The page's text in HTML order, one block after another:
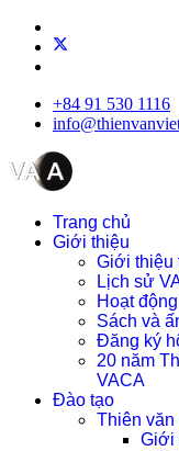
+84 91 530 1116
Trang chủ
Giới thiệu
Giới thiệu
Lịch sử
Hoạt động
Sách và
Đăng ký
20 năm
VACA
Đào tạo
Thiên văn
Giới